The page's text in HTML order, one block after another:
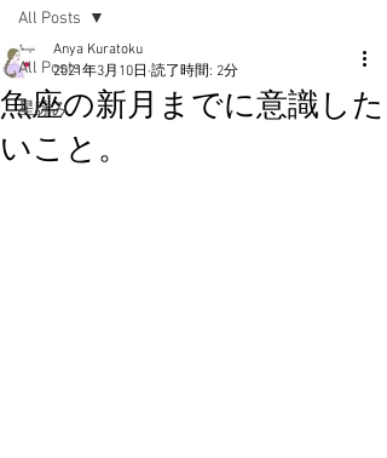
All Posts
星詠み
All Posts
魚座の新月までに意識した
いこと。
Anya Kuratoku
2021年3月10日 読了時間: 2分